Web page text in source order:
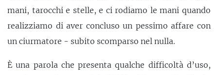
mani, tarocchi e stelle, e ci rodiamo le mani quando
realizziamo di aver concluso un pessimo affare con
un ciurmatore - subito scomparso nel nulla.
È una parola che presenta qualche difficoltà d’uso,